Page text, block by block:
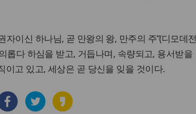
이신 하나님, 곧 만왕의 왕, 만주의 주”(디모데전
롭다 하심을 받고, 거듭나며, 속량되고, 용서받을
이고 있고, 세상은 곧 당신을 잊을 것이다.